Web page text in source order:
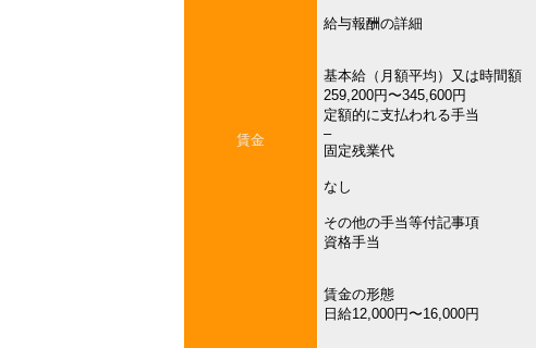
賃金
給与報酬の詳細
基本給（月額平均）又は時間額
259,200円〜345,600円
定額的に支払われる手当
–
固定残業代
なし
その他の手当等付記事項
資格手当
賃金の形態
日給12,000円〜16,000円